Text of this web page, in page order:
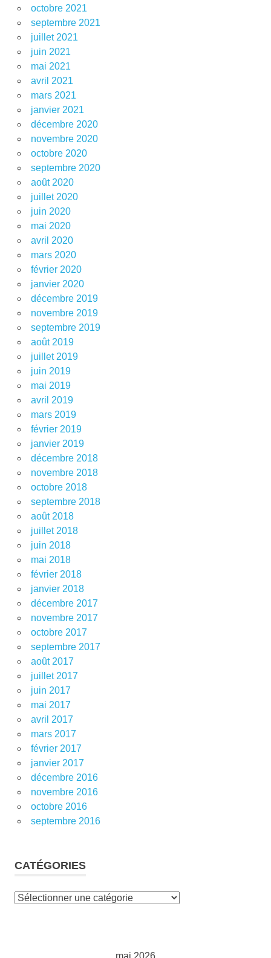
octobre 2021
septembre 2021
juillet 2021
juin 2021
mai 2021
avril 2021
mars 2021
janvier 2021
décembre 2020
novembre 2020
octobre 2020
septembre 2020
août 2020
juillet 2020
juin 2020
mai 2020
avril 2020
mars 2020
février 2020
janvier 2020
décembre 2019
novembre 2019
septembre 2019
août 2019
juillet 2019
juin 2019
mai 2019
avril 2019
mars 2019
février 2019
janvier 2019
décembre 2018
novembre 2018
octobre 2018
septembre 2018
août 2018
juillet 2018
juin 2018
mai 2018
février 2018
janvier 2018
décembre 2017
novembre 2017
octobre 2017
septembre 2017
août 2017
juillet 2017
juin 2017
mai 2017
avril 2017
mars 2017
février 2017
janvier 2017
décembre 2016
novembre 2016
octobre 2016
septembre 2016
CATÉGORIES
Catégories